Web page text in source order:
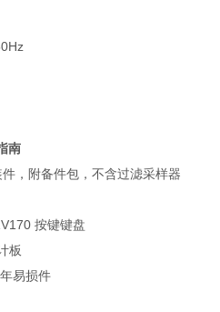
南
，附备件包，不含过滤采样器
按键键盘
板
易损件